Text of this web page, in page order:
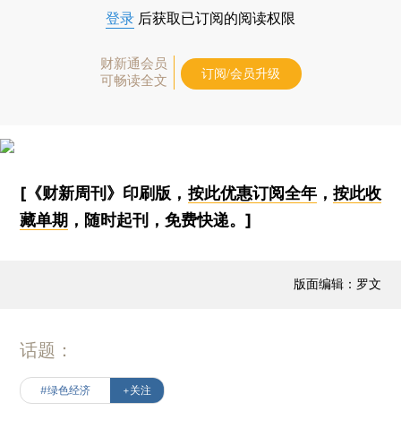
登录 后获取已订阅的阅读权限
财新通会员
可畅读全文
订阅/会员升级
[《财新周刊》印刷版， 按此优惠订阅全年， 按此收
藏单期 ，随时起刊，免费快递。]
版面编辑：罗文
话题：
#绿色经济 +关注